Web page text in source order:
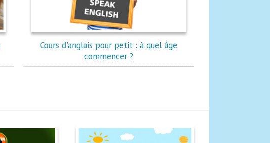
Cours d'anglais pour petit : à quel âge
commencer ?